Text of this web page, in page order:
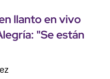
llanto en vivo
"Se están